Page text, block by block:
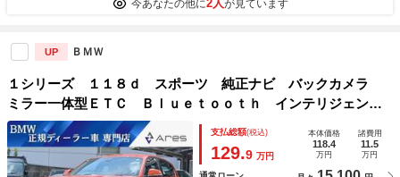
今あなたの他に2人が見ています
UP ＢＭＷ
１シリーズ １１８ｄ スポーツ 純正ナビ バックカメラ
ミラー一体型ＥＴＣ Ｂｌｕｅｔｏｏｔｈ インテリジェント
セーフティ クルーズコントロール ＬＥＤヘッドライト ス
マートキー Ｗエアコン 純正１６インチアルミホイール
支払総額(税込)
129.9 万円
本体価格
118.4
万円
諸費用
11.5
万円